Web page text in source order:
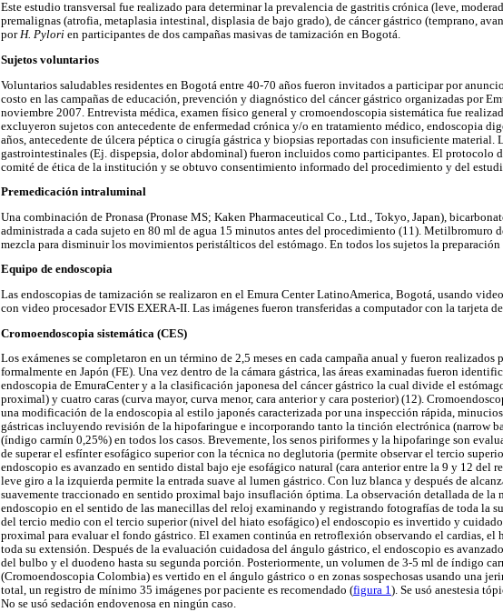
Este estudio transversal fue realizado para determinar la prevalencia de gastritis crónica (leve,
premalignas (atrofia, metaplasia intestinal, displasia de bajo grado), de cáncer gástrico (temprano,
porH. Pylori en participantes de dos campañas masivas de tamización en Bogotá.
Sujetos voluntarios
Voluntarios saludables residentes en Bogotá entre 40-70 años fueron invitados a participar por
costo en las campañas de educación, prevención y diagnóstico del cáncer gástrico organizadas por
noviembre 2007. Entrevista médica, examen físico general y cromoendoscopia sistemática fue
excluyeron sujetos con antecedente de enfermedad crónica y/o en tratamiento médico, endoscopia
años, antecedente de úlcera péptica o cirugía gástrica y biopsias reportadas con insuficiente material.
gastrointestinales (Ej. dispepsia, dolor abdominal) fueron incluidos como participantes. El protocolo
comité de ética de la institución y se obtuvo consentimiento informado del procedimiento y del
Premedicación intraluminal
Una combinación de Pronasa (Pronase MS; Kaken Pharmaceutical Co., Ltd., Tokyo, Japan),
administrada a cada sujeto en 80 ml de agua 15 minutos antes del procedimiento (11). Metilbromuro
mezcla para disminuir los movimientos peristálticos del estómago. En todos los sujetos la preparación
Equipo de endoscopia
Las endoscopias de tamización se realizaron en el Emura Center LatinoAmerica, Bogotá, usando
con video procesador EVIS EXERA-II. Las imágenes fueron transferidas a computador con la tarjeta
Cromoendoscopia sistemática (CES)
Los exámenes se completaron en un término de 2,5 meses en cada campaña anual y fueron realizados
formalmente en Japón (FE). Una vez dentro de la cámara gástrica, las áreas examinadas fueron
endoscopia de EmuraCenter y a la clasificación japonesa del cáncer gástrico la cual divide el
proximal) y cuatro caras (curva mayor, curva menor, cara anterior y cara posterior) (12).
una modificación de la endoscopia al estilo japonés caracterizada por una inspección rápida,
gástricas incluyendo revisión de la hipofaringue e incorporando tanto la tinción electrónica (narrow
(índigo carmín 0,25%) en todos los casos. Brevemente, los senos piriformes y la hipofaringe son
de superar el esfínter esofágico superior con la técnica no deglutoria (permite observar el tercio
endoscopio es avanzado en sentido distal bajo eje esofágico natural (cara anterior entre la 9 y 12 del
leve giro a la izquierda permite la entrada suave al lumen gástrico. Con luz blanca y después de
suavemente traccionado en sentido proximal bajo insuflación óptima. La observación detallada de la
endoscopio en el sentido de las manecillas del reloj examinando y registrando fotografías de toda la
del tercio medio con el tercio superior (nivel del hiato esofágico) el endoscopio es invertido y
proximal para evaluar el fondo gástrico. El examen continúa en retroflexión observando el cardias, el
toda su extensión. Después de la evaluación cuidadosa del ángulo gástrico, el endoscopio es
del bulbo y el duodeno hasta su segunda porción. Posteriormente, un volumen de 3-5 ml de índigo
(Cromoendoscopia Colombia) es vertido en el ángulo gástrico o en zonas sospechosas usando una
total, un registro de mínimo 35 imágenes por paciente es recomendado (figura 1). Se usó anestesia
No se usó sedación endovenosa en ningún caso.